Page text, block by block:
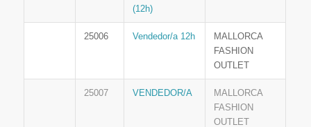
(12h)
25006 Vendedor/a 12h
MALLORCA
FASHION
OUTLET
25007 VENDEDOR/A
MALLORCA
FASHION
OUTLET